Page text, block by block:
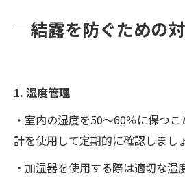
結露を防ぐための
1. 湿度管理
・室内の湿度を50～60％に保つ
計を使用して定期的に確認しまし
・加湿器を使用する際は適切な湿